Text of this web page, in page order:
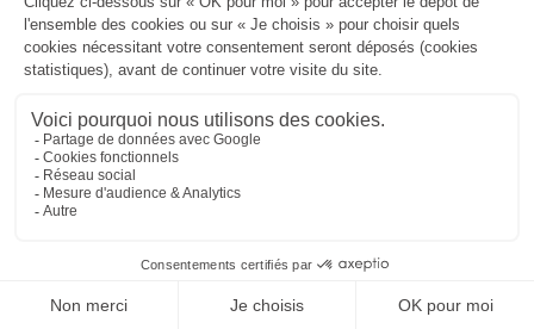
Mentions légalesPolitique de confidentialitéPolitique de cookies
Plan du site
MBA ET ASSOCIÉS
235 Rue Helene Boucher, 34170 CASTELNAU LE LEZ
Bureau secondaire à Cannes
SEPTEO DIGITAL & SERVICES © 2022